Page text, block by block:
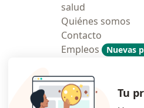
salud
Quiénes somos
Contacto
Empleos
Nuevas
Contratación
Tu